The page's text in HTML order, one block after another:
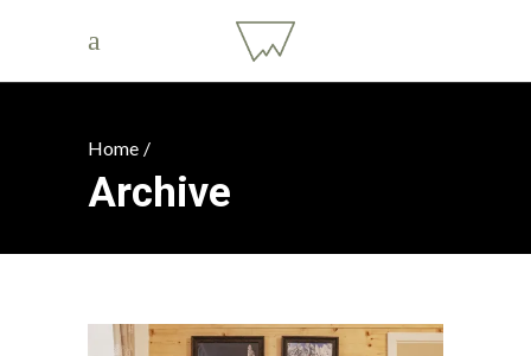
Home/
Archive